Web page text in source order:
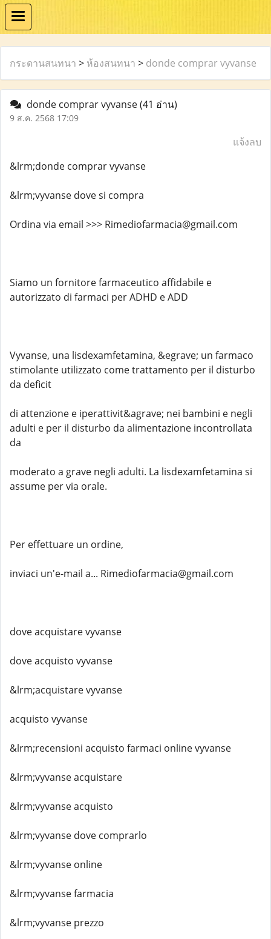
กระดานสนทนา > ห้องสนทนา > donde comprar vyvanse
donde comprar vyvanse(41 อ่าน)
9 ส.ค. 2568 17:09
แจ้งลบ
&lrm;donde comprar vyvanse
&lrm;vyvanse dove si compra
Ordina via email >>> Rimediofarmacia@gmail.com
Siamo un fornitore farmaceutico affidabile e
autorizzato di farmaci per ADHD e ADD
Vyvanse, una lisdexamfetamina, &egrave; un farmaco
stimolante utilizzato come trattamento per il disturbo
da deficit
di attenzione e iperattivit&agrave; nei bambini e negli
adulti e per il disturbo da alimentazione incontrollata
da
moderato a grave negli adulti. La lisdexamfetamina si
assume per via orale.
Per effettuare un ordine,
inviaci un'e-mail a... Rimediofarmacia@gmail.com
dove acquistare vyvanse
dove acquisto vyvanse
&lrm;acquistare vyvanse
acquisto vyvanse
&lrm;recensioni acquisto farmaci online vyvanse
&lrm;vyvanse acquistare
&lrm;vyvanse acquisto
&lrm;vyvanse dove comprarlo
&lrm;vyvanse online
&lrm;vyvanse farmacia
&lrm;vyvanse prezzo